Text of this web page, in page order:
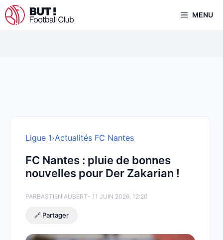
Aller
au
MENU
Ligue 1›Actualités FC Nantes
FC Nantes : pluie de bonnes
nouvelles pour Der Zakarian !
PARBASTIEN AUBERT- 11 JUIN 2026, 12:20
🔗 Partager